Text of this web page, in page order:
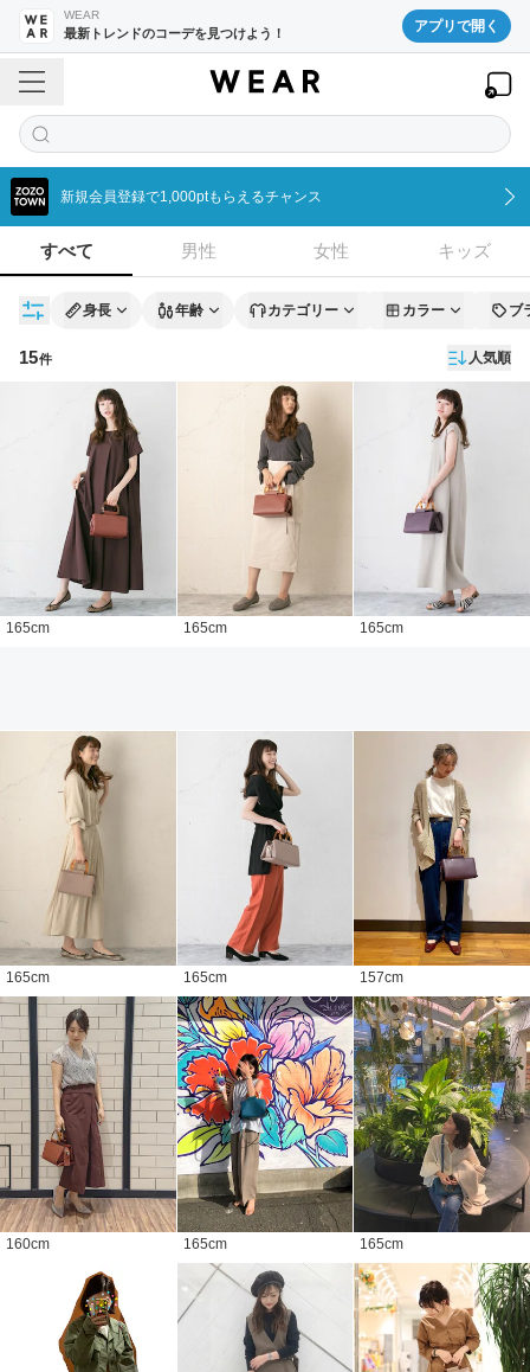
WEAR
最新トレンドのコーデを見つけよう！ アプリで開く
新規会員登録で1,000ptもらえるチャンス
すべて 男性 女性 キッズ
身長 年齢 カテゴリー カラー ブ
15件 人気順
コーディネート一覧
165cm 165cm 165cm
165cm 165cm 157cm
160cm 165cm 165cm